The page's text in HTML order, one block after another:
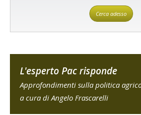
Cerca adesso
L'esperto Pac risponde
Approfondimenti sulla politica
a cura di Angelo Frascarelli